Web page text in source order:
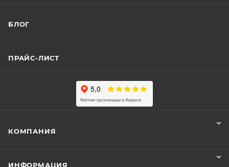
БЛОГ
ПРАЙС-ЛИСТ
КОМПАНИЯ
ИНФОРМАЦИЯ